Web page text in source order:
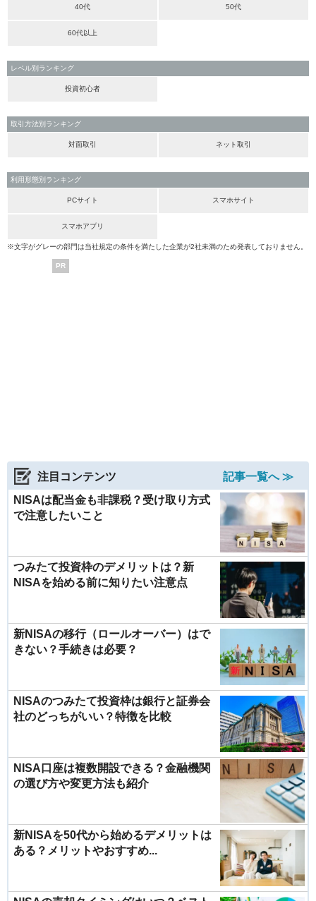
40代 50代
60代以上
レベル別ランキング
投資初心者
取引方法別ランキング
対面取引 ネット取引
利用形態別ランキング
PCサイト スマホサイト
スマホアプリ
※文字がグレーの部門は当社規定の条件を満たした企業が2社未満のため発表しておりません。
PR
注目コンテンツ
記事一覧へ ≫
NISAは配当金も非課税？受け取り方式
で注意したいこと
つみたて投資枠のデメリットは？新
NISAを始める前に知りたい注意点
新NISAの移行（ロールオーバー）はで
きない？手続きは必要？
NISAのつみたて投資枠は銀行と証券会
社のどっちがいい？特徴を比較
NISA口座は複数開設できる？金融機関
の選び方や変更方法も紹介
新NISAを50代から始めるデメリットは
ある？メリットやおすすめ...